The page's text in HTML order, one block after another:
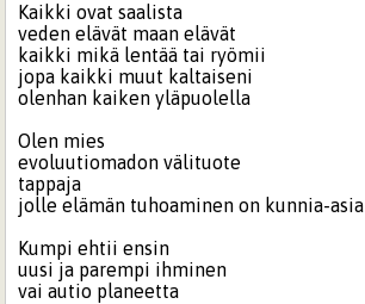
Kaikki ovat saalista
veden elävät maan elävät
kaikki mikä lentää tai ryömii
jopa kaikki muut kaltaiseni
olenhan kaiken yläpuolella
Olen mies
evoluutiomadon välituote
tappaja
jolle elämän tuhoaminen on kunnia-asia
Kumpi ehtii ensin
uusi ja parempi ihminen
vai autio planeetta